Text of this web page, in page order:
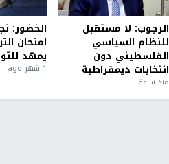
الرجوب: لا مستقبل
للنظام السياسي
الفلسطيني دون
انتخابات ديمقراطية
منذ ساعة
الخضور:
امتحان
يمهد
1 شهر ago